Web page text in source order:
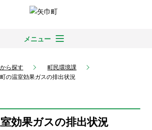
メニュー
ら探す
町民環境課
の温室効果ガスの排出状況
効果ガスの排出状況